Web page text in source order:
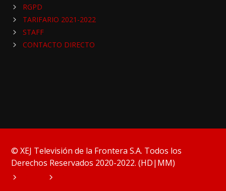
RGPD
TARIFARIO 2021-2022
STAFF
CONTACTO DIRECTO
© XEJ Televisión de la Frontera S.A. Todos los
Derechos Reservados 2020-2022. (HD|MM)